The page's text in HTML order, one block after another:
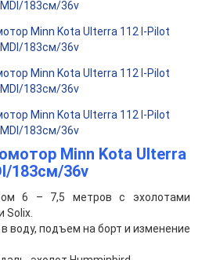
Minn Kota Ulterra
183см/36v
6 – 7,5 метров с эхолотами
Solix.
воду, подъем на борт и изменение